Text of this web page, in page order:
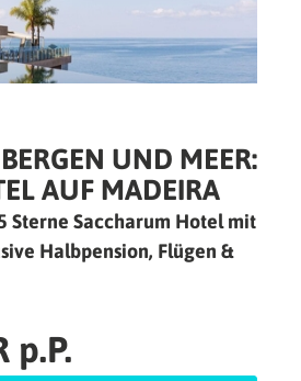
UND MEER:
AUF MADEIRA
Sterne Saccharum Hotel mit
Halbpension, Flügen &
p.P.